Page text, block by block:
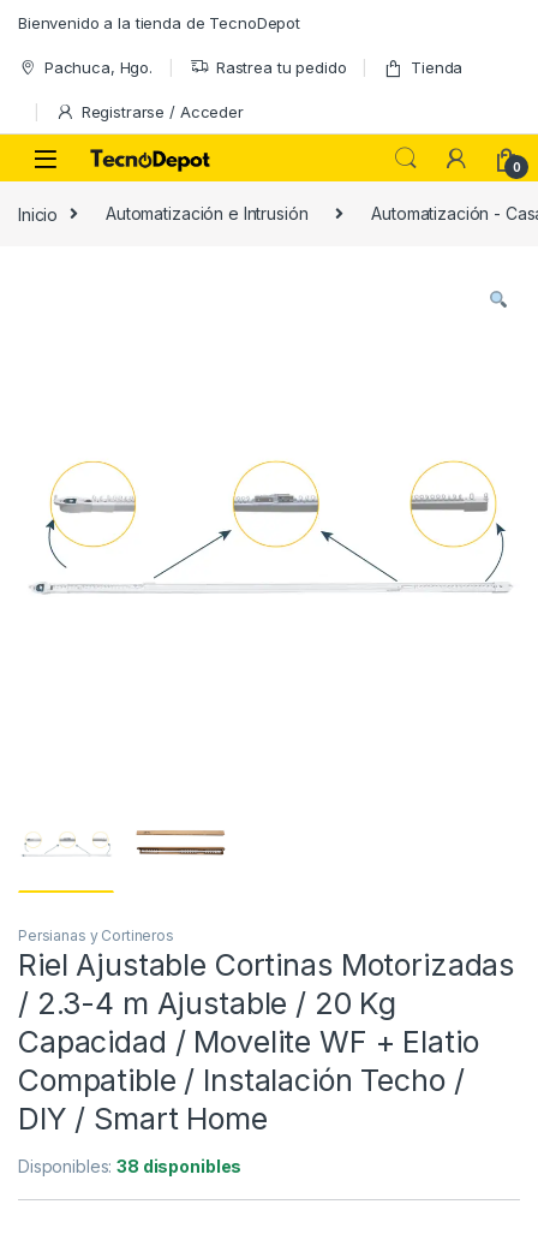
Bienvenido a la tienda de TecnoDepot
Pachuca, Hgo. Rastrea tu pedido Tienda
Registrarse / Acceder
0
Inicio Automatización e Intrusión Automatización -
Persianas y Cortineros
Riel Ajustable Cortinas Motorizadas
/ 2.3-4 m Ajustable / 20 Kg
Capacidad / Movelite WF + Elatio
Compatible / Instalación Techo /
DIY / Smart Home
Disponibles:38 disponibles